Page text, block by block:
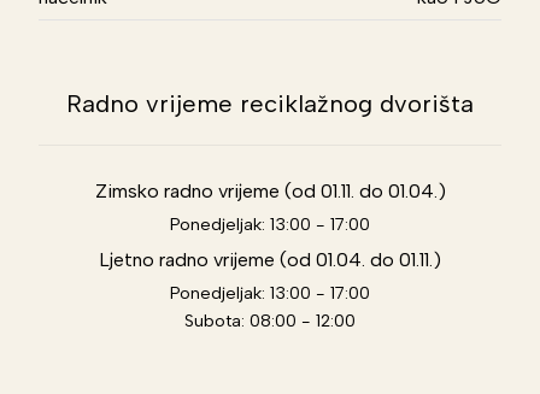
Radno vrijeme reciklažnog dvorišta
Zimsko radno vrijeme (od 01.11. do 01.04.)
Ponedjeljak: 13:00 - 17:00
Ljetno radno vrijeme (od 01.04. do 01.11.)
Ponedjeljak: 13:00 - 17:00
Subota: 08:00 - 12:00